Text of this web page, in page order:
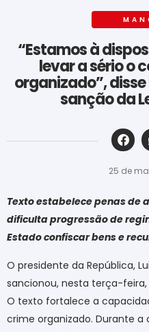
“Estamos à
levar a sério o
organizado”,
sanção da
25 de
Texto estabelece penas de
dificulta progressão de
Estado confiscar bens e
O presidente da República,
sancionou, nesta terça-
O texto fortalece a
crime organizado. Durante